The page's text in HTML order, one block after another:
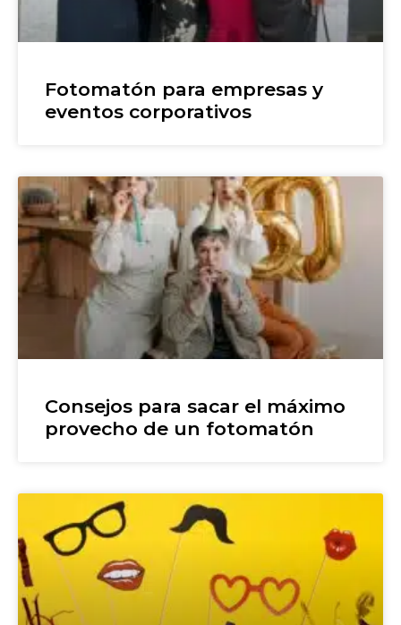
Fotomatón para empresas y
eventos corporativos
Consejos para sacar el máximo
provecho de un fotomatón